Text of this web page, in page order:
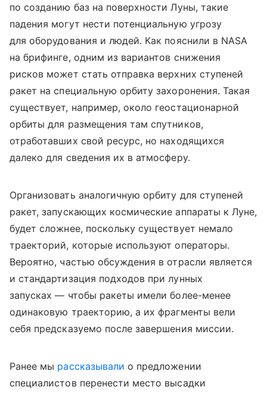
по созданию баз на поверхности Луны, такие
падения могут нести потенциальную угрозу
для оборудования и людей. Как пояснили в NASA
на брифинге, одним из вариантов снижения
рисков может стать отправка верхних ступеней
ракет на специальную орбиту захоронения. Такая
существует, например, около геостационарной
орбиты для размещения там спутников,
отработавших свой ресурс, но находящихся
далеко для сведения их в атмосферу.
Организовать аналогичную орбиту для ступеней
ракет, запускающих космические аппараты к Луне,
будет сложнее, поскольку существует немало
траекторий, которые используют операторы.
Вероятно, частью обсуждения в отрасли является
и стандартизация подходов при лунных
запусках — чтобы ракеты имели более-менее
одинаковую траекторию, а их фрагменты вели
себя предсказуемо после завершения миссии.
Ранее мы рассказывали о предложении
специалистов перенести место высадки